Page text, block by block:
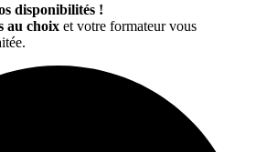
disponibilités !
au choix et votre formateur vous